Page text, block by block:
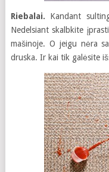
Riebalai. Kandant
Nedelsiant skalbkite
mašinoje. O jeigu nėra
druska. Ir kai tik galėsite